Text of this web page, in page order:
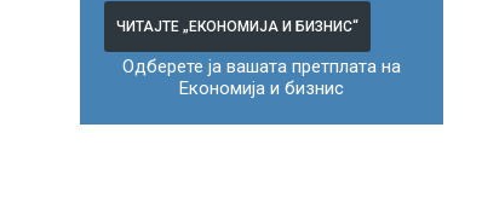
ЧИТАЈТЕ „ЕКОНОМИЈА И БИЗНИС“
Одберете ја вашата претплата на
Економија и бизнис